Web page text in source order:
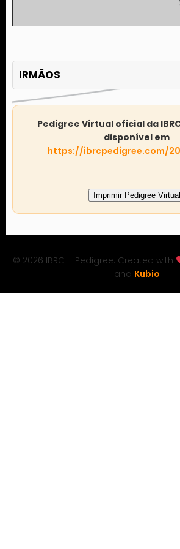
IRMÃOS
Pedigree Virtual oficial da
disponível em
https://ibrcpedigree.com/
Imprimir Pedigree Virtual
© 2026 IBRC – Pedigree. Created with
and Kubio